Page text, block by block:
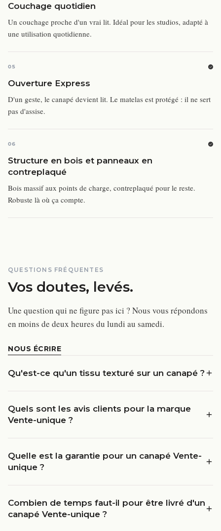
Couchage quotidien
Un couchage proche d'un vrai lit. Idéal pour les studios, adapté à
une utilisation quotidienne.
05
Ouverture Express
D'un geste, le canapé devient lit. Le matelas est protégé : il ne sert
pas d'assise.
06
Structure en bois et panneaux en
contreplaqué
Bois massif aux points de charge, contreplaqué pour le reste.
Robuste là où ça compte.
QUESTIONS FRÉQUENTES
Vos doutes, levés.
Une question qui ne figure pas ici ? Nous vous répondons
en moins de deux heures du lundi au samedi.
NOUS ÉCRIRE
Qu'est-ce qu'un tissu texturé sur un canapé ?
Quels sont les avis clients pour la marque
Vente-unique ?
Quelle est la garantie pour un canapé Vente-
unique ?
Combien de temps faut-il pour être livré d'un
canapé Vente-unique ?